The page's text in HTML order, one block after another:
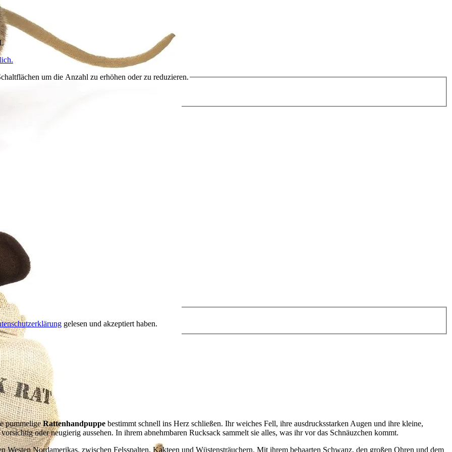
um die Anzahl zu erhöhen oder zu reduzieren.
gelesen und akzeptiert haben.
pummeligeRattenhandpuppe bestimmt schnell ins Herz schließen. Ihr weiches Fell, ihre ausdrucksstarken Augen und ihre kleine,
oder neugierig aussehen. In ihrem abnehmbaren Rucksack sammelt sie alles, was ihr vor das Schnäuzchen kommt.
Nordamerikas, zwischen Felsspalten, Kakteen und Wüstensträuchern. Mit ihrem behaarten Schwanz, den großen Ohren und dem